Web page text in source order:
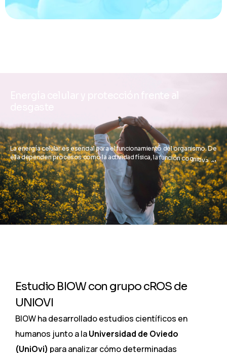
e al
Laenergíacelularesesencialparaelfuncionamientodel organismo.De
elladependenprocesoscomola actividad física, lafuncióncognitiva,el
metabolismoylacapacidaddere aci omolos
mecanismos deprotecciónfrent e da ñ o oasociadoal
desgastediario
Estudio BIOW con grupo cROS de
UNIOVI
BIOW ha desarrollado estudios científicos en
humanos junto a laUniversidad de Oviedo
(UniOvi) para analizar cómo determinadas